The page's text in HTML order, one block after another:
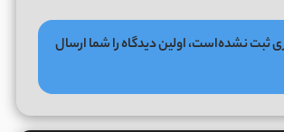
ثبت نشده‌است، اولین دیدگاه را شما ارسال